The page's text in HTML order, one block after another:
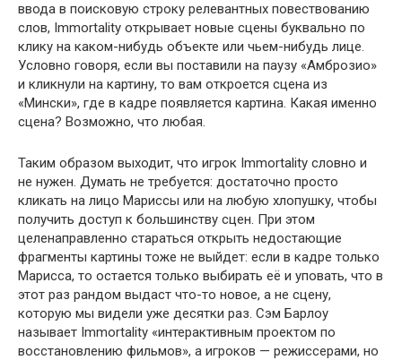
ввода в поисковую строку релевантных повествованию
слов, Immortality открывает новые сцены буквально по
клику на каком-нибудь объекте или чьем-нибудь лице.
Условно говоря, если вы поставили на паузу «Амброзио»
и кликнули на картину, то вам откроется сцена из
«Мински», где в кадре появляется картина. Какая именно
сцена? Возможно, что любая.
Таким образом выходит, что игрок Immortality словно и
не нужен. Думать не требуется: достаточно просто
кликать на лицо Мариссы или на любую хлопушку, чтобы
получить доступ к большинству сцен. При этом
целенаправленно стараться открыть недостающие
фрагменты картины тоже не выйдет: если в кадре только
Марисса, то остается только выбирать её и уповать, что в
этот раз рандом выдаст что-то новое, а не сцену,
которую мы видели уже десятки раз. Сэм Барлоу
называет Immortality «интерактивным проектом по
восстановлению фильмов», а игроков — режиссерами, но